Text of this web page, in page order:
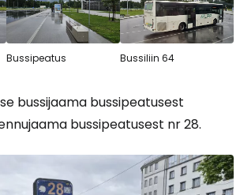
Bussipeatus Bussiliin 64
bussijaama bussipeatusest
bussipeatusest nr 28.